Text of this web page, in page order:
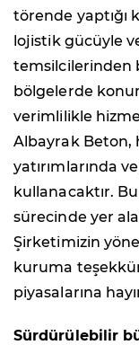
törende yaptığı
lojistik gücüyle
temsilcilerinden
bölgelerde
verimlilikle
Albayrak Beton,
yatırımlarında
kullanacaktır.
sürecinde yer
Şirketimizin
kuruma
piyasalarına
Sürdürülebilir